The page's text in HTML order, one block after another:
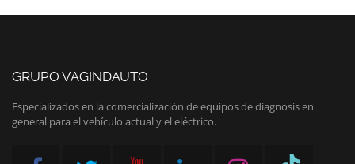
GRUPO VAGINDAUTO
Especializados en la comercialización de equipos de diagnosis en
general para el vehículo actual y el eléctrico.